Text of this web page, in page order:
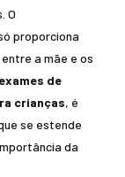
O
proporciona
a mãe e os
exames de
crianças, é
se estende
da